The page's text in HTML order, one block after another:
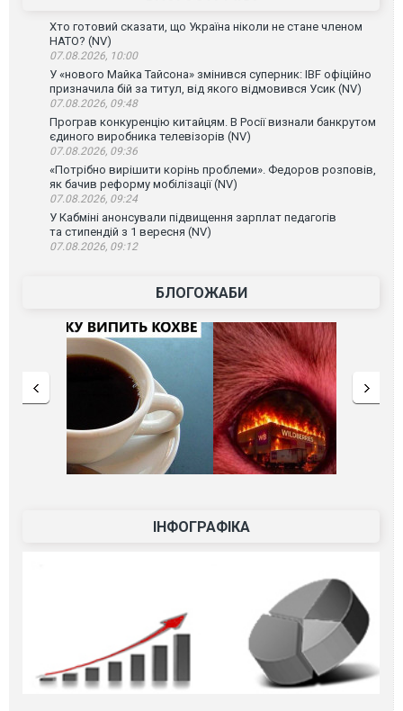
Хто готовий сказати, що Україна ніколи не стане членом
НАТО? (NV)
07.08.2026, 10:00
У «нового Майка Тайсона» змінився суперник: IBF офіційно
призначила бій за титул, від якого відмовився Усик (NV)
07.08.2026, 09:48
Програв конкуренцію китайцям. В Росії визнали банкрутом
єдиного виробника телевізорів (NV)
07.08.2026, 09:36
«Потрібно вирішити корінь проблеми». Федоров розповів,
як бачив реформу мобілізації (NV)
07.08.2026, 09:24
У Кабміні анонсували підвищення зарплат педагогів
та стипендій з 1 вересня (NV)
07.08.2026, 09:12
БЛОГОЖАБИ
ІНФОГРАФІКА